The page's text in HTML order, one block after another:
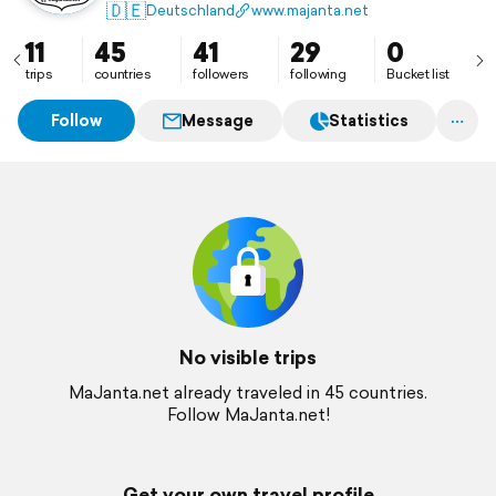
so auf vier Rädern die Welt.
🇩🇪Deutschland www.majanta.net
11
trips
45
countries
41
followers
29
following
0
Bucket list
Follow Message Statistics
No visible trips
MaJanta.net already traveled in 45 countries.
Follow MaJanta.net!